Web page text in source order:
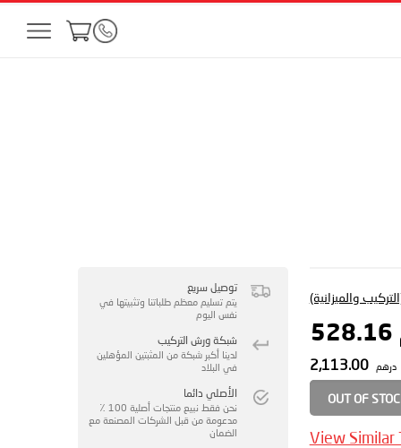
والميزانية)
درهم 2,113.00
OUT OF
View Similar
توصيل سريع
يتم تسليم معظم طلباتنا وتثبيتها في
نفس اليوم
شبكة ورش التركيب
لدينا أكبر شبكة من المثبتين المؤهلين
في البلاد
الأصلي دائما
نحن فقط نبيع منتجات أصلية 100 ٪
مدعومة من قبل الشركات المصنعة مع
الضمان